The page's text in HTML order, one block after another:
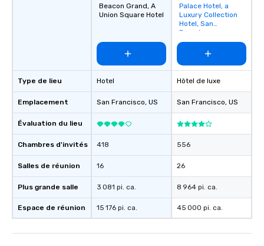
Type de lieu
Emplacement
Évaluation du lieu
Chambres d'invités
Salles de réunion
Plus grande salle
Espace de réunion
Beacon Grand, A
Union Square Hotel
Hotel
San Francisco, US
418
16
3 081 pi. ca.
15 176 pi. ca.
Removed from
favorites
Palace Hotel, a
Luxury Collection
Hotel, San
Francisco
Hôtel de luxe
San Francisco, US
556
26
8 964 pi. ca.
45 000 pi. ca.